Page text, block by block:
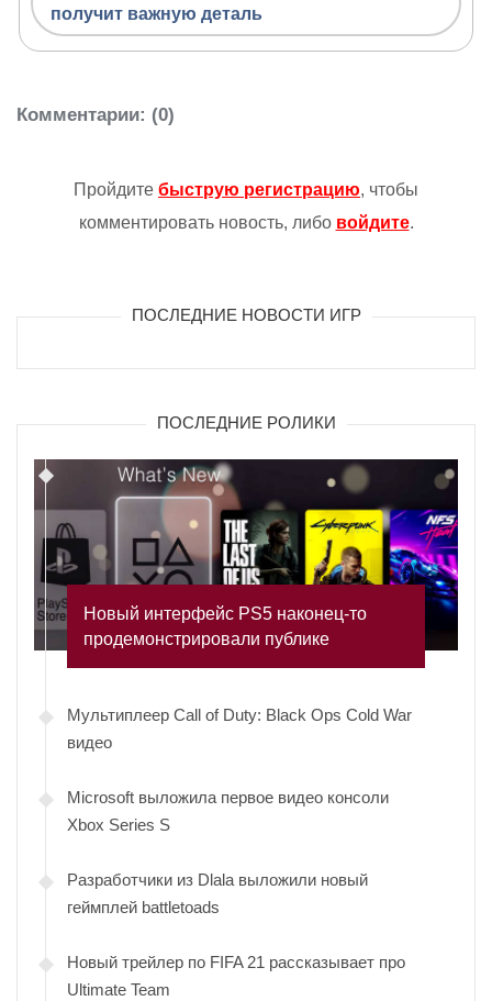
получит важную деталь
Комментарии: (0)
Пройдите быструю регистрацию, чтобы
комментировать новость, либо войдите.
ПОСЛЕДНИЕ НОВОСТИ ИГР
ПОСЛЕДНИЕ РОЛИКИ
Новый интерфейс PS5 наконец-то
продемонстрировали публике
Мультиплеер Call of Duty: Black Ops Cold War
видео
Microsoft выложила первое видео консоли
Xbox Series S
Разработчики из Dlala выложили новый
геймплей battletoads
Новый трейлер по FIFA 21 рассказывает про
Ultimate Team